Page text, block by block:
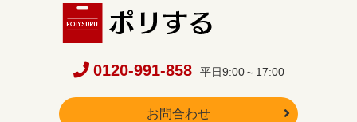
0120-991-858 平日9:00～17:00
お問合わせ